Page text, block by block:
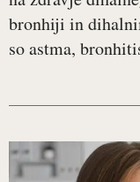
bronhiji in
so astma,